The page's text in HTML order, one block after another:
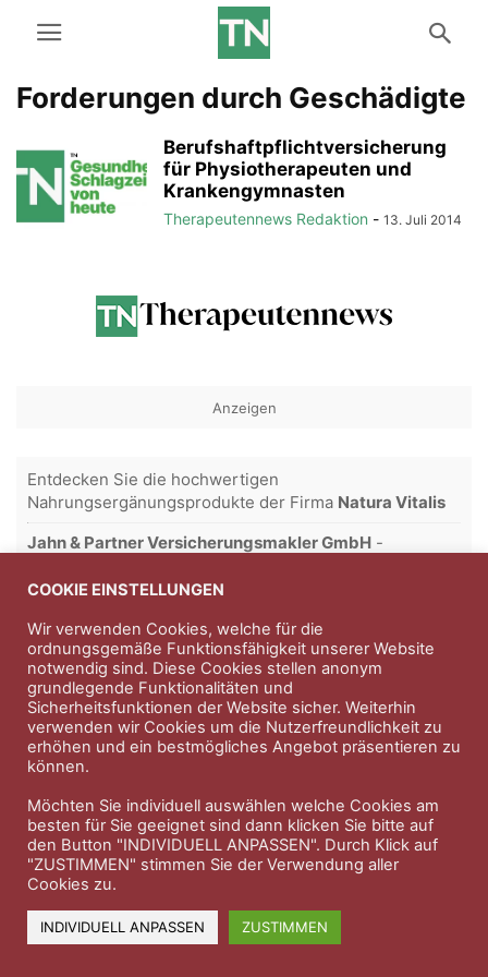
Forderungen durch Geschädigte
Berufshaftpflichtversicherung
für Physiotherapeuten und
Krankengymnasten
Therapeutennews Redaktion - 13. Juli 2014
Anzeigen
Entdecken Sie die hochwertigen
Nahrungsergänungsprodukte der Firma Natura Vitalis
Jahn & Partner Versicherungsmakler GmbH -
Professioneller Rundumschutz seit über 30 Jahren.
Impressum Nutzungsbedingungen
Datenschutzerklärung Therapeutenkatalog Über uns
COOKIE EINSTELLUNGEN
Wir verwenden Cookies, welche für die
ordnungsgemäße Funktionsfähigkeit unserer Website
notwendig sind. Diese Cookies stellen anonym
grundlegende Funktionalitäten und
Sicherheitsfunktionen der Website sicher. Weiterhin
verwenden wir Cookies um die Nutzerfreundlichkeit zu
erhöhen und ein bestmögliches Angebot präsentieren zu
können.
Möchten Sie individuell auswählen welche Cookies am
besten für Sie geeignet sind dann klicken Sie bitte auf
den Button "INDIVIDUELL ANPASSEN". Durch Klick auf
"ZUSTIMMEN" stimmen Sie der Verwendung aller
Cookies zu.
INDIVIDUELL ANPASSEN ZUSTIMMEN